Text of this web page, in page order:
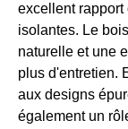
excellent rapport
isolantes. Le
naturelle et une
plus d'entretien.
aux designs
également un